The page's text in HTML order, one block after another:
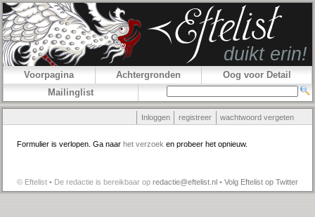
Voorpagina Achtergronden
Oog voor Detail
Mailinglist
Inloggen registreer wachtwoord vergeten
Formulier is verlopen. Ga naar het verzoek en probeer het opnieuw.
© Eftelist • De redactie is bereikbaar op redactie@eftelist.nl • Volg Eftelist op Twitter